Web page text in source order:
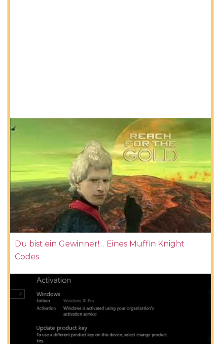
Du bist ein Gewinner!… Eines Muffin Knight
Codes